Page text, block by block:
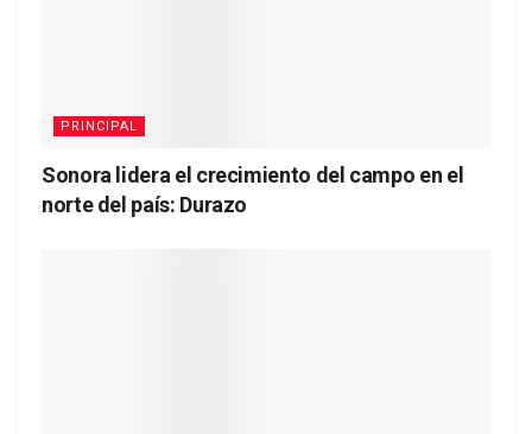
PRINCIPAL
Sonora lidera el crecimiento del campo en el
norte del país: Durazo